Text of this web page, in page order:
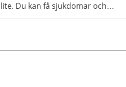
lite. Du kan få sjukdomar och
mycket man kan dricka innan